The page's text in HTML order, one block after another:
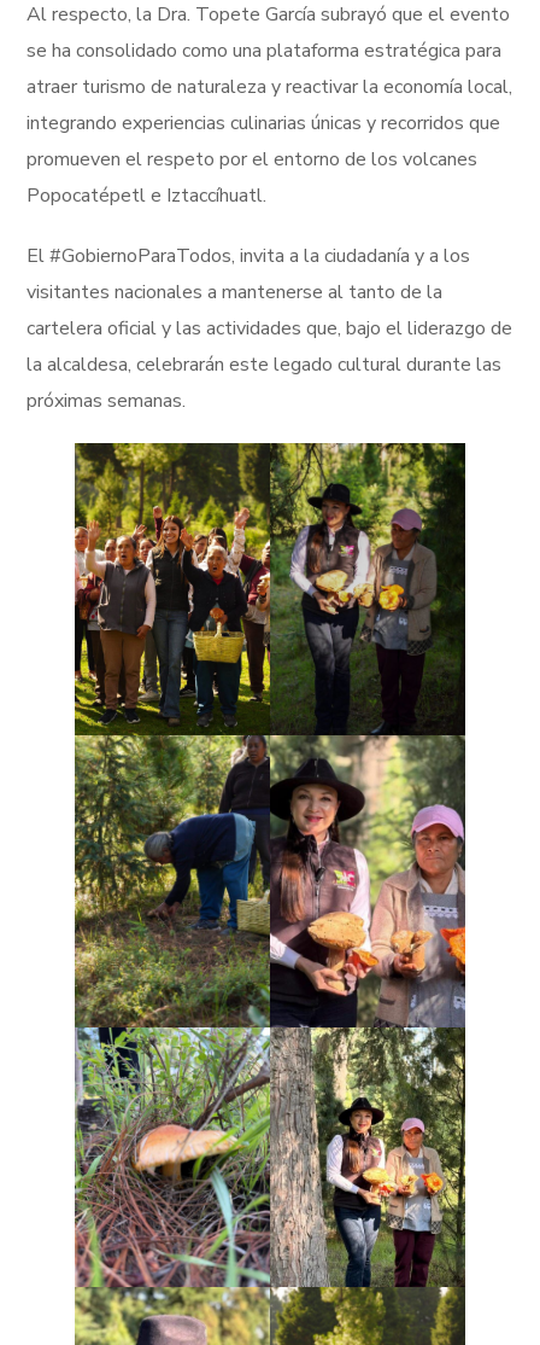
Al respecto, la Dra. Topete García subrayó que el evento
se ha consolidado como una plataforma estratégica para
atraer turismo de naturaleza y reactivar la economía local,
integrando experiencias culinarias únicas y recorridos que
promueven el respeto por el entorno de los volcanes
Popocatépetl e Iztaccíhuatl.
El #GobiernoParaTodos, invita a la ciudadanía y a los
visitantes nacionales a mantenerse al tanto de la
cartelera oficial y las actividades que, bajo el liderazgo de
la alcaldesa, celebrarán este legado cultural durante las
próximas semanas.